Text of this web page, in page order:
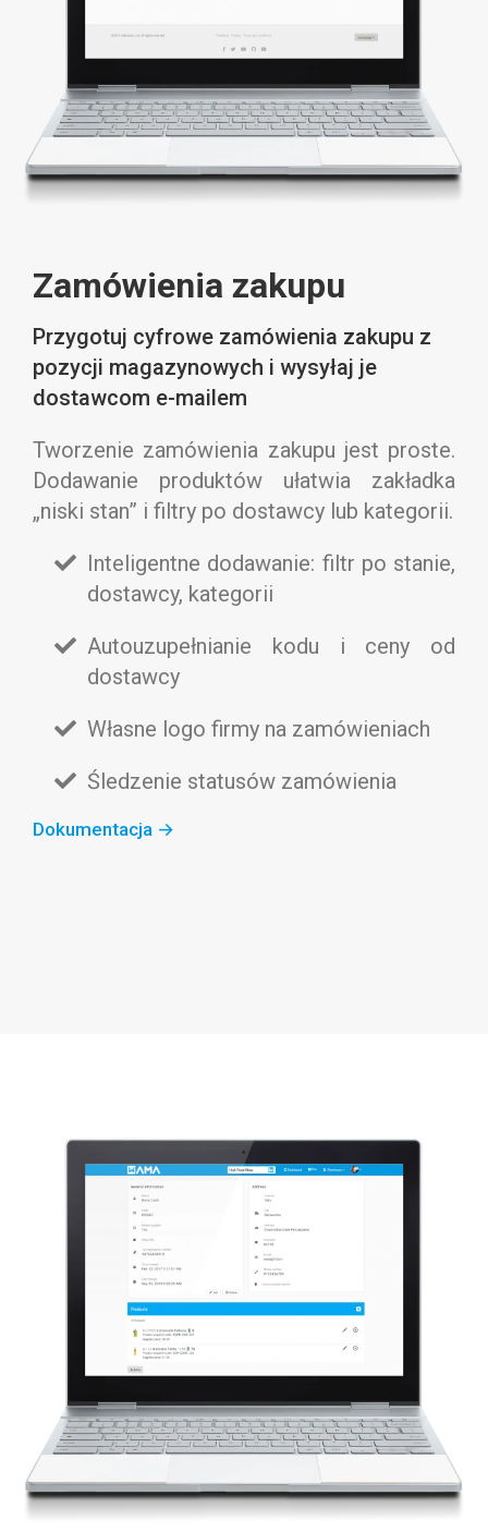
Zamówienia zakupu
Przygotuj cyfrowe zamówienia zakupu z
pozycji magazynowych i wysyłaj je
dostawcom e-mailem
Tworzenie zamówienia zakupu jest proste.
Dodawanie produktów ułatwia zakładka
„niski stan” i filtry po dostawcy lub kategorii.
Inteligentne dodawanie: filtr po stanie,
dostawcy, kategorii
Autouzupełnianie kodu i ceny od
dostawcy
Własne logo firmy na zamówieniach
Śledzenie statusów zamówienia
Dokumentacja